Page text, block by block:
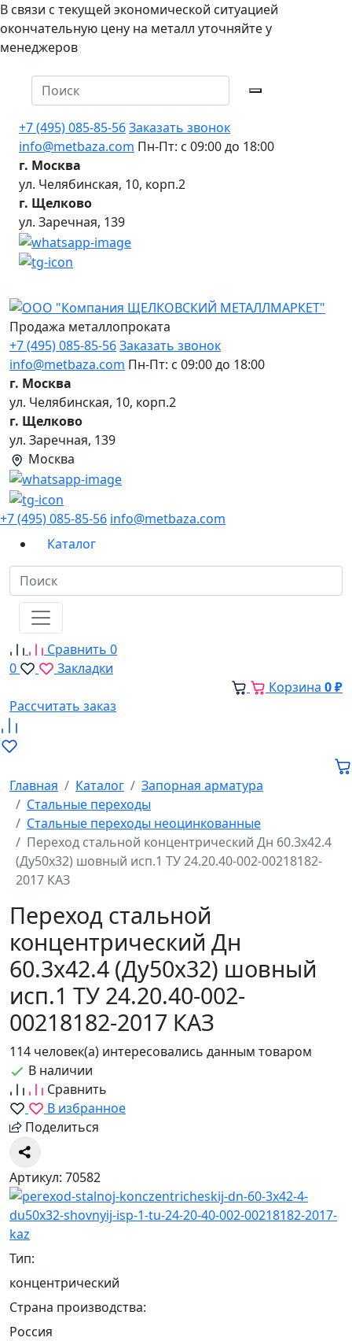
В связи с текущей экономической ситуацией
окончательную цену на металл уточняйте у
менеджеров
+7 (495) 085-85-56Заказать звонок
info@metbaza.com Пн-Пт: с 09:00 до 18:00
г. Москва
ул. Челябинская, 10, корп.2
г. Щелково
ул. Заречная, 139
Продажа металлопроката
+7 (495) 085-85-56Заказать звонок
info@metbaza.com Пн-Пт: с 09:00 до 18:00
г. Москва
ул. Челябинская, 10, корп.2
г. Щелково
ул. Заречная, 139
Москва
+7 (495) 085-85-56 info@metbaza.com
Каталог
Сравнить 0
0
Закладки
Корзина 0 ₽
Рассчитать заказ
Главная Каталог
Запорная арматура
Стальные переходы
Стальные переходы неоцинкованные
Переход стальной концентрический Дн 60.3х42.4
(Ду50х32) шовный исп.1 ТУ 24.20.40-002-00218182-
2017 КАЗ
Переход стальной
концентрический Дн
60.3х42.4 (Ду50х32) шовный
исп.1 ТУ 24.20.40-002-
00218182-2017 КАЗ
114 человек(а) интересовались данным товаром
В наличии
Сравнить
В избранное
Поделиться
Артикул: 70582
Тип:
концентрический
Страна производства:
Россия